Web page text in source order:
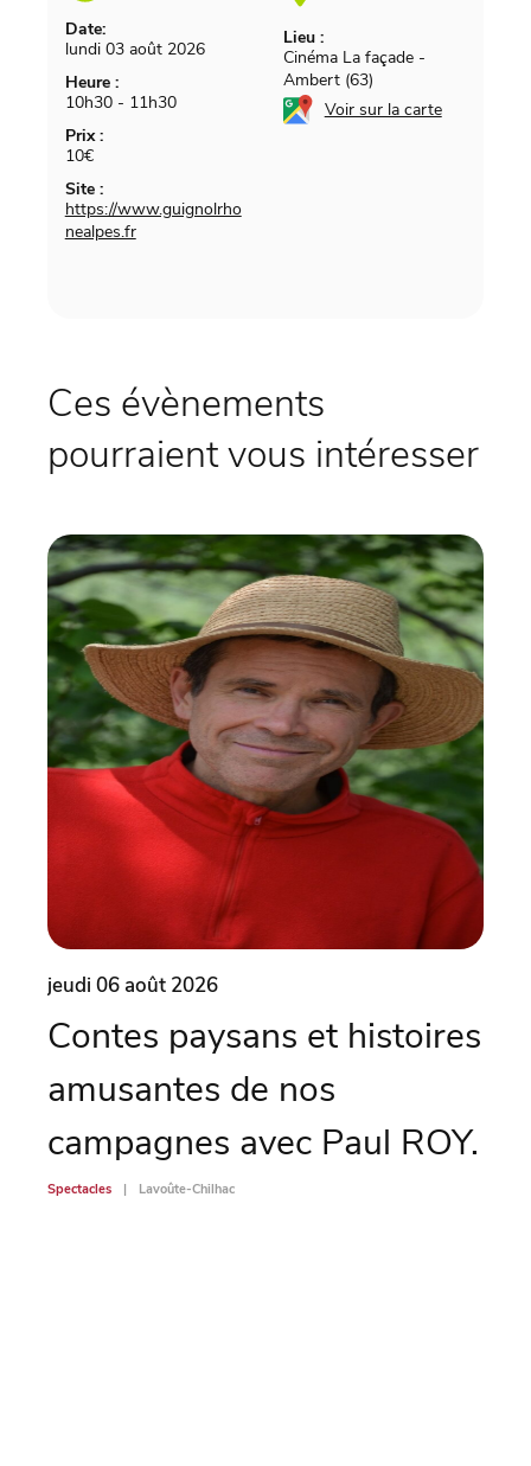
Date:
lundi 03 août 2026
Heure :
10h30 - 11h30
Prix :
10€
Site :
https://www.guignolrho
nealpes.fr
Lieu :
Cinéma La façade -
Ambert (63)
Voir sur la carte
Ces évènements
pourraient vous intéresser
jeudi 06 août 2026
Contes paysans et histoires
amusantes de nos
campagnes avec Paul ROY.
Spectacles Lavoûte-Chilhac